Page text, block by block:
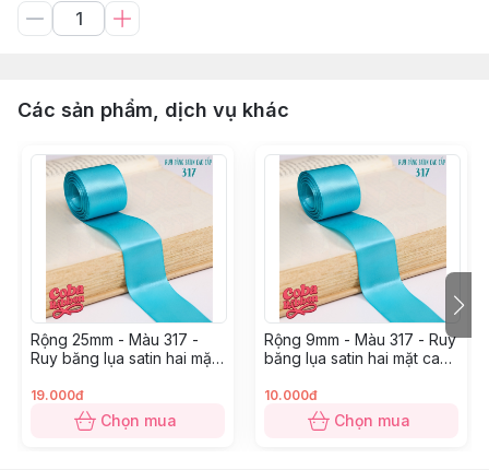
Các sản phẩm, dịch vụ khác
Rộng 25mm - Màu 317 -
Ruy băng lụa satin hai mặt
19.000đ
Chọn mua
Rộng 9mm - Màu 317 - Ruy
băng lụa satin hai mặt cao
10.000đ
Chọn mua